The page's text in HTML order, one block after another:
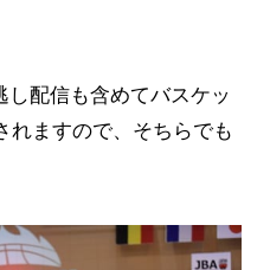
配信も含めてバスケッ
れますので、そちらでも